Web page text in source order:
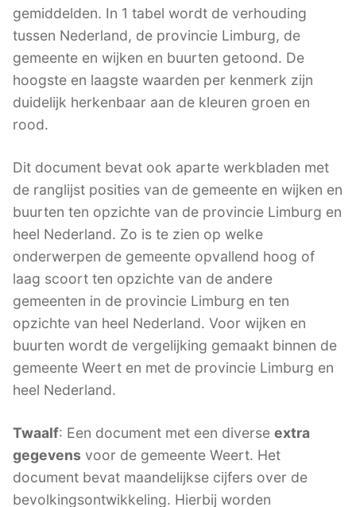
gemiddelden. In 1 tabel wordt de verhouding
tussen Nederland, de provincie Limburg, de
gemeente en wijken en buurten getoond. De
hoogste en laagste waarden per kenmerk zijn
duidelijk herkenbaar aan de kleuren groen en
rood.
Dit document bevat ook aparte werkbladen met
de ranglijst posities van de gemeente en wijken en
buurten ten opzichte van de provincie Limburg en
heel Nederland. Zo is te zien op welke
onderwerpen de gemeente opvallend hoog of
laag scoort ten opzichte van de andere
gemeenten in de provincie Limburg en ten
opzichte van heel Nederland. Voor wijken en
buurten wordt de vergelijking gemaakt binnen de
gemeente Weert en met de provincie Limburg en
heel Nederland.
Twaalf: Een document met een diverse extra
gegevens voor de gemeente Weert. Het
document bevat maandelijkse cijfers over de
bevolkingsontwikkeling. Hierbij worden